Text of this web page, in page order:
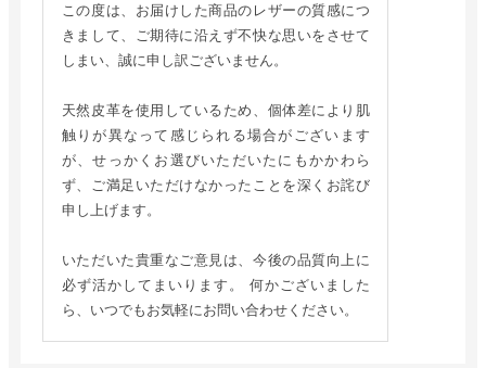
この度は、お届けした商品のレザーの質感につ
きまして、ご期待に沿えず不快な思いをさせて
しまい、誠に申し訳ございません。
天然皮革を使用しているため、個体差により肌
触りが異なって感じられる場合がございます
が、せっかくお選びいただいたにもかかわら
ず、ご満足いただけなかったことを深くお詫び
申し上げます。
いただいた貴重なご意見は、今後の品質向上に
必ず活かしてまいります。 何かございました
ら、いつでもお気軽にお問い合わせください。